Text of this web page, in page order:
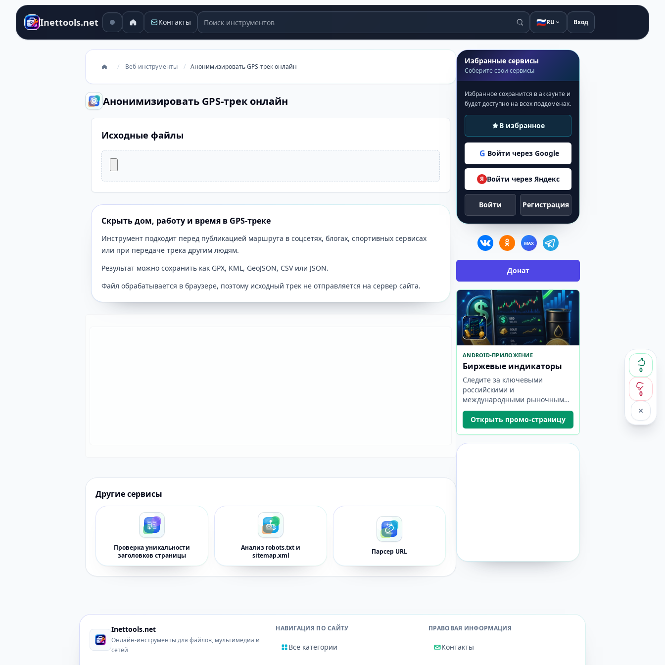
Inettools.net Контакты Поиск инструментов 🇷🇺RU Вход
/ Веб-инструменты / Анонимизировать GPS-трек онлайн
Анонимизировать GPS-трек онлайн
0
0
Исходные файлы
Скрыть дом, работу и время в GPS-треке
Инструмент подходит перед публикацией маршрута в соцсетях, блогах, спортивных сервисах
или при передаче трека другим людям.
Результат можно сохранить как GPX, KML, GeoJSON, CSV или JSON.
Файл обрабатывается в браузере, поэтому исходный трек не отправляется на сервер сайта.
Другие сервисы
Проверка уникальности
заголовков страницы
Анализ robots.txt и
sitemap.xml
Парсер URL
Избранные сервисы
Соберите свои сервисы
Избранное сохранится в аккаунте и
будет доступно на всех поддоменах.
В избранное
G Войти через Google
Я Войти через Яндекс
Войти Регистрация
MAX
Донат
ANDROID-ПРИЛОЖЕНИЕ
Биржевые индикаторы
Следите за ключевыми
российскими и
международными рыночными
показателями в одном
компактном приложении.
Открыть промо-страницу
Inettools.net
Онлайн-инструменты для файлов, мультимедиа и
сетей
НАВИГАЦИЯ ПО САЙТУ
Все категории
ПРАВОВАЯ ИНФОРМАЦИЯ
Контакты